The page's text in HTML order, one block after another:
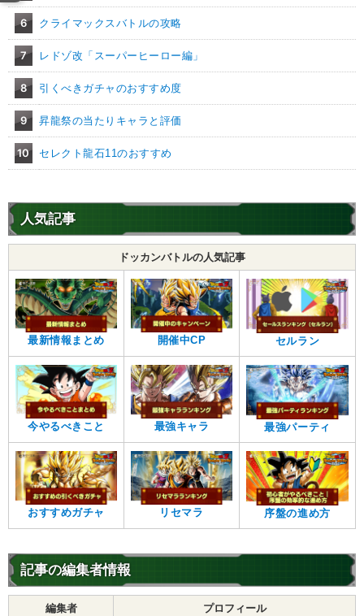
6 クライマックスバトルの攻略
7 レドゾ改「スーパーヒーロー編」
8 引くべきガチャのおすすめ度
9 昇龍祭の当たりキャラと評価
10 セレクト龍石11のおすすめ
人気記事
ドッカンバトルの人気記事
最新情報まとめ 開催中CP セルラン
今やるべきこと 最強キャラ 最強パーティ
おすすめガチャ リセマラ 序盤の進め方
記事の編集者情報
編集者 プロフィール